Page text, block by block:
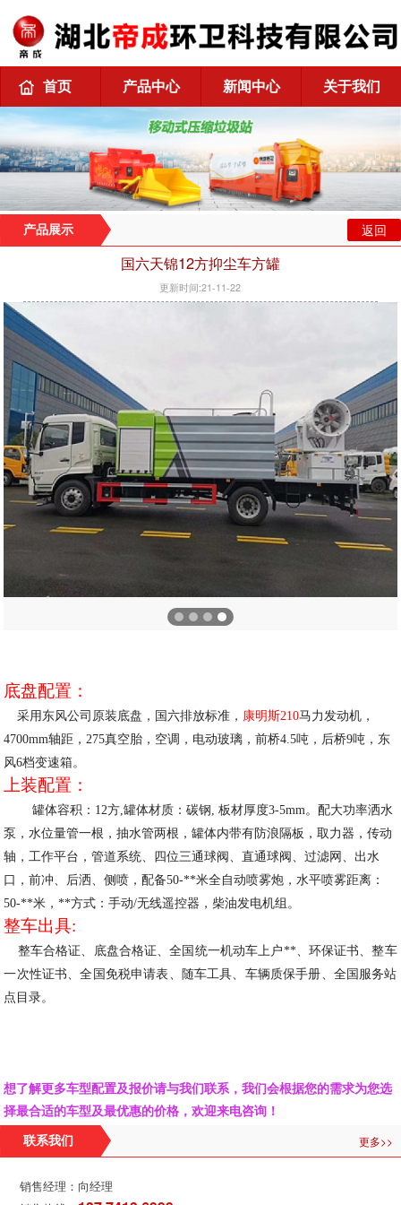
首页 产品中心 新闻中心 关于我们
产品展示 返回
国六天锦12方抑尘车方罐
更新时间:21-11-22
底盘配置：
采用东风公司原装底盘，国六排放标准， 康明斯210马力发动机，
4700mm轴距， 275真空胎，空调，电动玻璃，前桥4.5吨，后桥9吨，东
风6档变速箱。
上装配置：
罐体容积： 12方,罐体材质：碳钢 , 板材厚度3-5mm。配大功率洒水
泵，水位量管一根，抽水管两根，罐体内带有防浪隔板，取力器，传动
轴，工作平台，管道系统、四位三通球阀、直通球阀、过滤网、出水
口，前冲、后洒、侧喷，配备50-**米全自动喷雾炮，水平喷雾距离：
50-**米，**方式：手动/无线遥控器，柴油发电机组。
整车出具:
整车合格证、底盘合格证、全国统一机动车上户**、环保证书、整车
一次性证书、全国免税申请表、随车工具、车辆质保手册、全国服务站
点目录。
想了解更多车型配置及报价请与我们联系，我们会根据您的需求为您选
择最合适的车型及最优惠的价格，欢迎来电咨询！
联系我们 更多>>
销售经理：向经理